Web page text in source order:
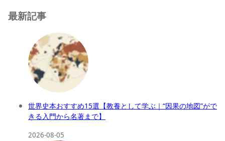
最新記事
世界史本おすすめ15選【教養として学ぶ｜“因果の地図”がで
きる入門から名著まで】
2026-08-05